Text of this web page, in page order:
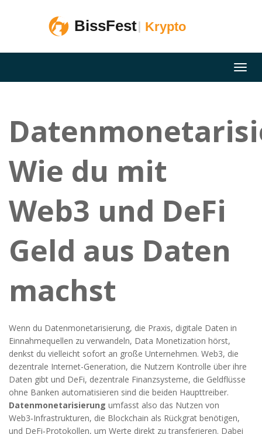
Wie du mit
Web3 und DeFi
Geld aus Daten
machst
Wenn du Datenmonetarisierung, die Praxis, digitale Daten in
Einnahmequellen zu verwandeln, Data Monetization hörst,
denkst du vielleicht sofort an große Unternehmen. Web3, die
dezentrale Internet-Generation, die Nutzern Kontrolle über ihre
Daten gibt und DeFi, dezentrale Finanzsysteme, die Geldflüsse
ohne Banken automatisieren sind die beiden Haupttreiber.
Datenmonetarisierung umfasst also das Nutzen von
Web3‑Infrastrukturen, die Blockchain als Rückgrat benötigen,
und DeFi‑Protokollen, um Werte direkt zu transferieren. Dabei